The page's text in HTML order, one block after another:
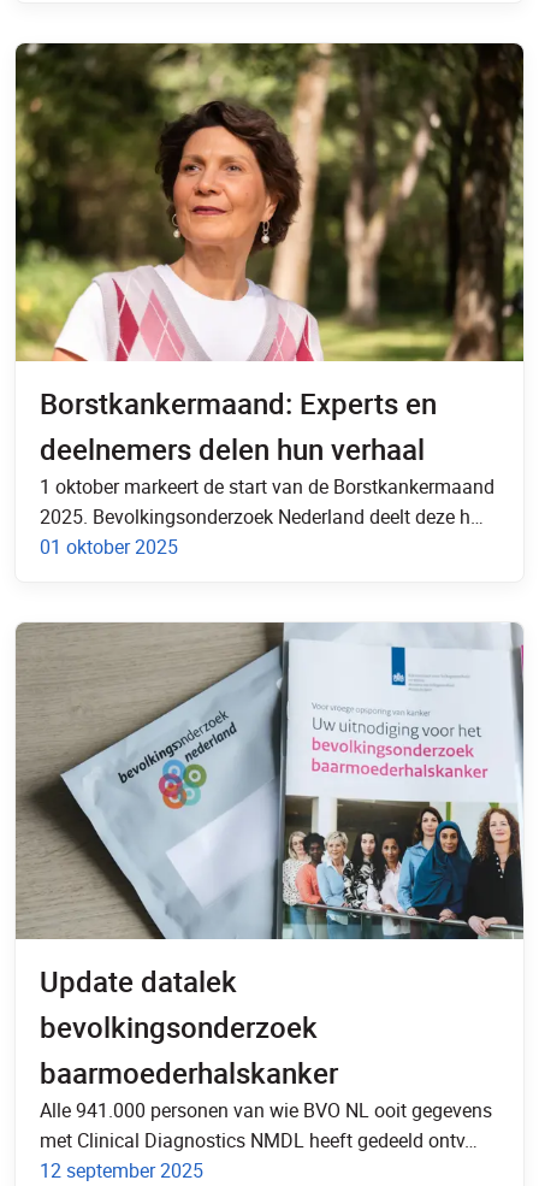
Borstkankermaand: Experts en
deelnemers delen hun verhaal
1 oktober markeert de start van de Borstkankermaand
2025. Bevolkingsonderzoek Nederland deelt deze h…
01 oktober 2025
Update datalek
bevolkingsonderzoek
baarmoederhalskanker
Alle 941.000 personen van wie BVO NL ooit gegevens
met Clinical Diagnostics NMDL heeft gedeeld ontv…
12 september 2025